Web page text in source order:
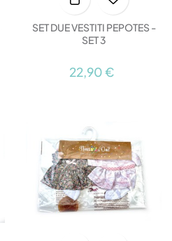
SET DUE VESTITI PEPOTES -
SET 3
22,90 €